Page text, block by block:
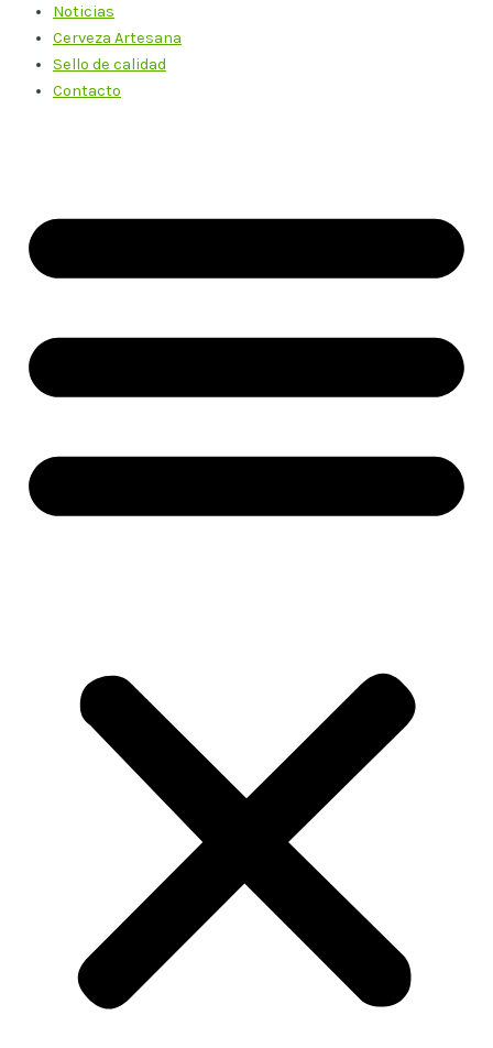
Noticias
Cerveza Artesana
Sello de calidad
Contacto